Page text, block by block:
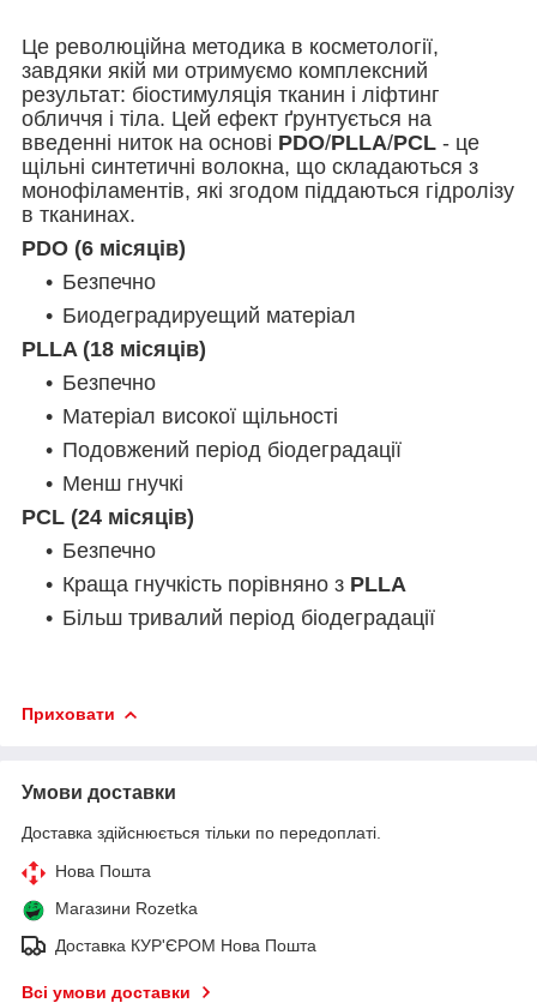
Це революційна методика в косметології,
завдяки якій ми отримуємо комплексний
результат: біостимуляція тканин і ліфтинг
обличчя і тіла. Цей ефект ґрунтується на
введенні ниток на основі PDO/PLLA/PCL - це
щільні синтетичні волокна, що складаються з
монофіламентів, які згодом піддаються гідролізу
в тканинах.
PDO (6 місяців)
Безпечно
Биодеградируещий матеріал
PLLA (18 місяців)
Безпечно
Матеріал високої щільності
Подовжений період біодеградації
Менш гнучкі
PCL (24 місяців)
Безпечно
Краща гнучкість порівняно з PLLA
Більш тривалий період біодеградації
Приховати
Умови доставки
Доставка здійснюється тільки по передоплаті.
Нова Пошта
Магазини Rozetka
Доставка КУР'ЄРОМ Нова Пошта
Всі умови доставки